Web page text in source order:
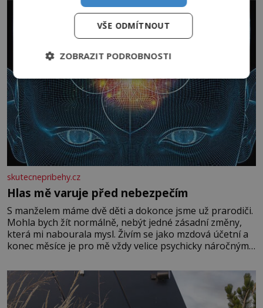
skutecnepribehy.cz
Hlas mě varuje před nebezpečím
S manželem máme dvě děti a dokonce jsme už prarodiči.
Mohla bych žít normálně, nebýt jedné zásadní změny,
která mi nabourala mysl. Živím se jako mzdová účetní a
konec měsíce je pro mě vždy velice psychicky náročným
dál častěji volá o pomoc, co se hlídání týče. Dalo by se
VŠE ODMÍTNOUT
ZOBRAZIT PODROBNOSTI